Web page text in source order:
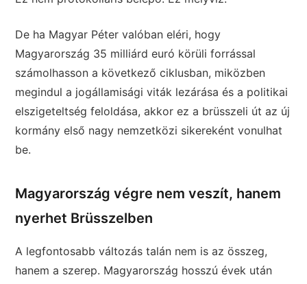
De ha Magyar Péter valóban eléri, hogy
Magyarország 35 milliárd euró körüli forrással
számolhasson a következő ciklusban, miközben
megindul a jogállamisági viták lezárása és a politikai
elszigeteltség feloldása, akkor ez a brüsszeli út az új
kormány első nagy nemzetközi sikereként vonulhat
be.
Magyarország végre nem veszít, hanem
nyerhet Brüsszelben
A legfontosabb változás talán nem is az összeg,
hanem a szerep. Magyarország hosszú évek után